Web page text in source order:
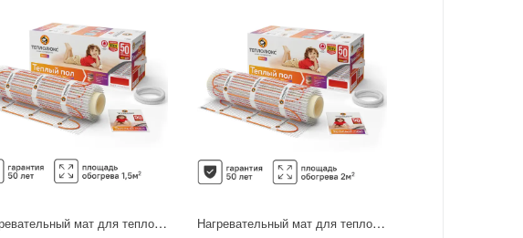
Нагревательный мат для теплого пола Теплолюкс Tropix 1.5 м2 240 Вт Нагревательный мат для теплого пола Теплолюкс Tropix 2 м2 320 Вт